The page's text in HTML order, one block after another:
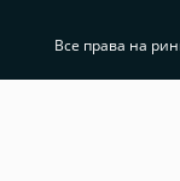
Все права на